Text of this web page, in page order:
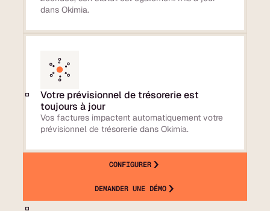
dans Okimia.
Votre prévisionnel de trésorerie est
toujours à jour
Vos factures impactent automatiquement votre
prévisionnel de trésorerie dans Okimia.
CONFIGURER
DEMANDER UNE DÉMO